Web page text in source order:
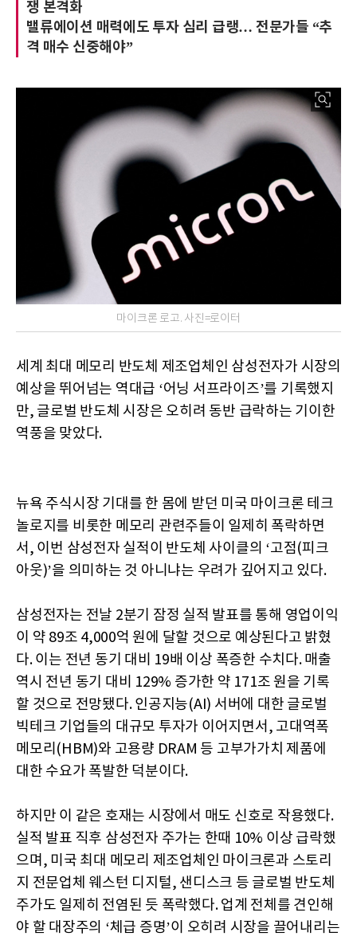
쟁 본격화
밸류에이션 매력에도 투자 심리 급랭… 전문가들 “추
격 매수 신중해야”
마이크론 로고. 사진=로이터
세계 최대 메모리 반도체 제조업체인 삼성전자가 시장의
예상을 뛰어넘는 역대급 ‘어닝 서프라이즈’를 기록했지
만, 글로벌 반도체 시장은 오히려 동반 급락하는 기이한
역풍을 맞았다.
뉴욕 주식시장 기대를 한 몸에 받던 미국 마이크론 테크
놀로지를 비롯한 메모리 관련주들이 일제히 폭락하면
서, 이번 삼성전자 실적이 반도체 사이클의 ‘고점(피크
아웃)’을 의미하는 것 아니냐는 우려가 깊어지고 있다.
삼성전자는 전날 2분기 잠정 실적 발표를 통해 영업이익
이 약 89조 4,000억 원에 달할 것으로 예상된다고 밝혔
다. 이는 전년 동기 대비 19배 이상 폭증한 수치다. 매출
역시 전년 동기 대비 129% 증가한 약 171조 원을 기록
할 것으로 전망됐다. 인공지능(AI) 서버에 대한 글로벌
빅테크 기업들의 대규모 투자가 이어지면서, 고대역폭
메모리(HBM)와 고용량 DRAM 등 고부가가치 제품에
대한 수요가 폭발한 덕분이다.
하지만 이 같은 호재는 시장에서 매도 신호로 작용했다.
실적 발표 직후 삼성전자 주가는 한때 10% 이상 급락했
으며, 미국 최대 메모리 제조업체인 마이크론과 스토리
지 전문업체 웨스턴 디지털, 샌디스크 등 글로벌 반도체
주가도 일제히 전염된 듯 폭락했다. 업계 전체를 견인해
야 할 대장주의 ‘체급 증명’이 오히려 시장을 끌어내리는